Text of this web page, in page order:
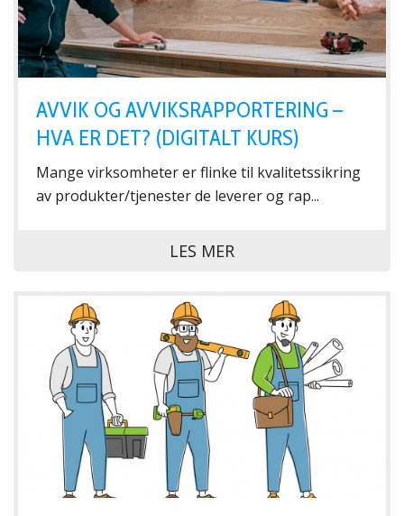
AVVIK OG AVVIKSRAPPORTERING –
HVA ER DET? (DIGITALT KURS)
Mange virksomheter er flinke til kvalitetssikring
av produkter/tjenester de leverer og rap...
LES MER